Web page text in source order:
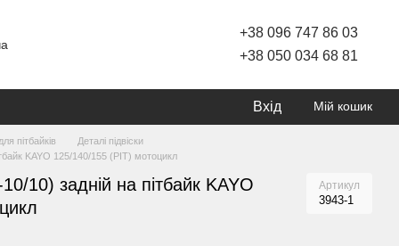
+38 096 747 86 03
+38 050 034 68 81
Вхід Мій кошик
пітбайків
Деталі підвіски
KAYO 125/140/155 (PIT) мотоцикл
10) задній на пітбайк KAYO
Артикул
3943-1